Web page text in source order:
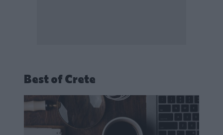
Best of Crete